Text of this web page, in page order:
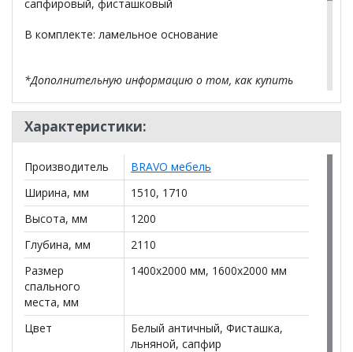
сапфировый, фисташковый
В комплекте: ламельное основание
*Дополнительную информацию о том, как купить
уточняйте у нашего менеджера по телефону
+79292022735.
**Цены на официальном сайте
действительны только для интернет-магазина
могут отличаться от цен в розничных магазинах-
салонах сети!
Характеристики:
Производитель
BRAVO мебель
Ширина, мм
1510, 1710
Высота, мм
1200
Глубина, мм
2110
Размер
спального
места, мм
1400x2000 мм, 1600x2000 мм
Цвет
Белый античный, Фисташка,
льняной, сапфир